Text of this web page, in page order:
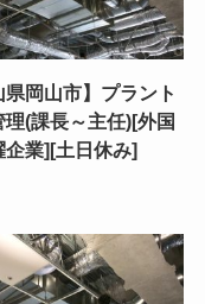
県岡山市】プラント
理(課長～主任)[外国
企業][土日休み]